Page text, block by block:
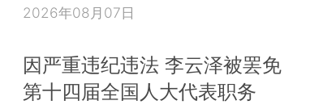
2026年08月07日
因严重违纪违法 李云泽被罢免
第十四届全国人大代表职务